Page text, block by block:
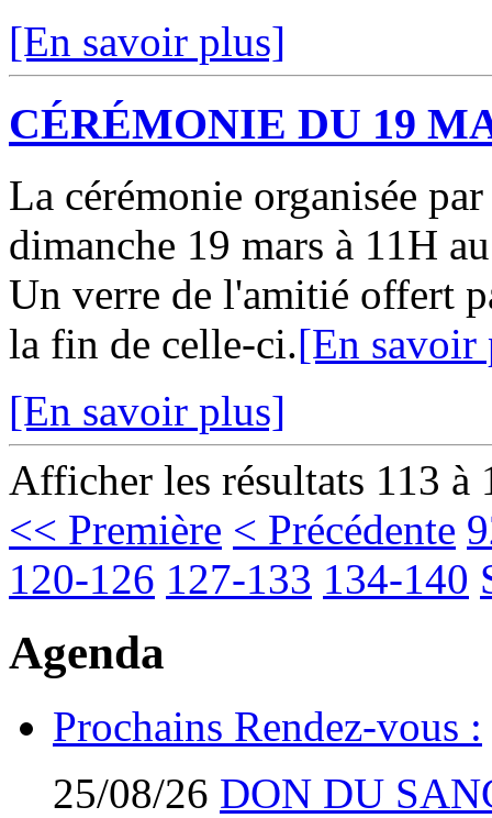
[En savoir plus]
CÉRÉMONIE DU 19
La cérémonie organisée
dimanche 19 mars à 11H
Un verre de l'amitié offert
la fin de celle-ci.[En savoir
[En savoir plus]
Afficher les résultats 113 à
<< Première < Précédente
120-126 127-133 134-140
Agenda
Prochains Rendez-vous :
25/08/26 DON DU